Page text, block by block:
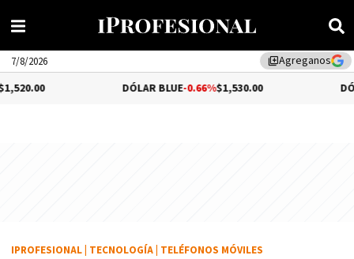
library_addAgreganos
7/8/2026
DÓLAR BLUE-0.66%$1,530.00 DÓLAR
IPROFESIONAL TECNOLOGÍA TELÉFONOS MÓVILES